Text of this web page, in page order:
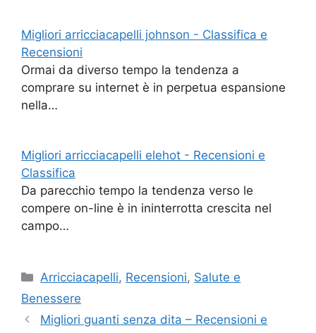
Migliori arricciacapelli johnson - Classifica e
Recensioni
Ormai da diverso tempo la tendenza a
comprare su internet è in perpetua espansione
nella…
Migliori arricciacapelli elehot - Recensioni e
Classifica
Da parecchio tempo la tendenza verso le
compere on-line è in ininterrotta crescita nel
campo…
Categorie
Arricciacapelli, Recensioni, Salute e
Benessere
Migliori guanti senza dita – Recensioni e